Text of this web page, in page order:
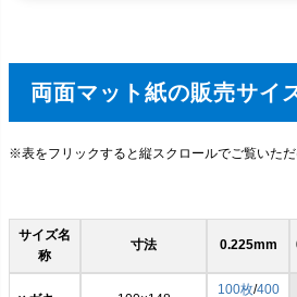
両面マット紙の販売サイ
※表をフリックすると縦スクロールでご覧いた
サイズ名
称
寸法 0.225mm
100枚/400